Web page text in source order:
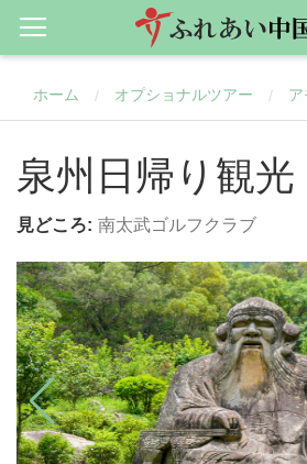
ホーム / オプショナルツアー /
泉州日帰り観光
見どころ: 南太武ゴルフクラブ